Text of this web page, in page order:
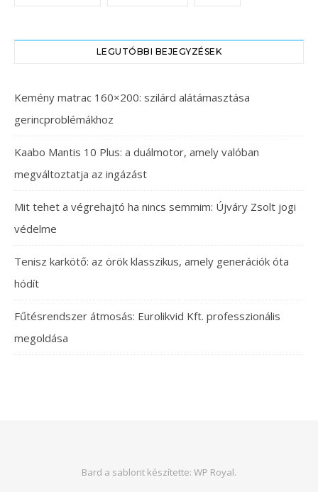
LEGUTÓBBI BEJEGYZÉSEK
Kemény matrac 160×200: szilárd alátámasztása
gerincproblémákhoz
Kaabo Mantis 10 Plus: a duálmotor, amely valóban
megváltoztatja az ingázást
Mit tehet a végrehajtó ha nincs semmim: Újváry Zsolt jogi
védelme
Tenisz karkötő: az örök klasszikus, amely generációk óta
hódít
Fűtésrendszer átmosás: Eurolikvid Kft. professzionális
megoldása
Bard a sablont készítette: WP Royal.